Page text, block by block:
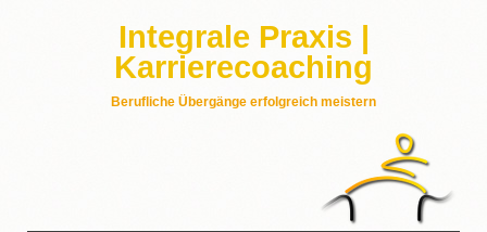
Integrale Praxis |
Karrierecoaching
Berufliche Übergänge erfolgreich meistern